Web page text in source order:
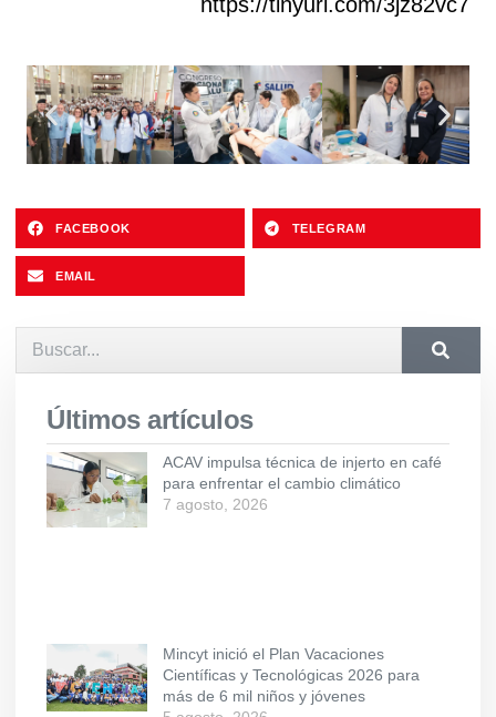
FACEBOOK TELEGRAM
EMAIL
Últimos artículos
ACAV impulsa técnica de injerto en café
para enfrentar el cambio climático
7 agosto, 2026
Mincyt inició el Plan Vacaciones
Científicas y Tecnológicas 2026 para
más de 6 mil niños y jóvenes